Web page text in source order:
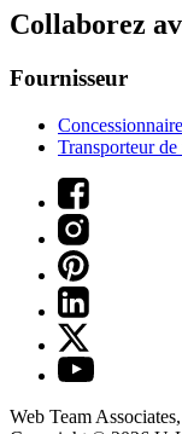
Collaborez
Fournisseur
Concessionnaire
Transporteur
Web Team